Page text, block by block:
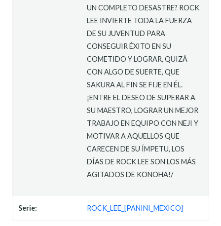
UN COMPLETO DESASTRE? ROCK
LEE INVIERTE TODA LA FUERZA
DE SU JUVENTUD PARA
CONSEGUIR ÉXITO EN SU
COMETIDO Y LOGRAR, QUIZÁ
CON ALGO DE SUERTE, QUE
SAKURA AL FIN SE FIJE EN ÉL.
¡ENTRE EL DESEO DE SUPERAR A
SU MAESTRO, LOGRAR UN MEJOR
TRABAJO EN EQUIPO CON NEJI Y
MOTIVAR A AQUELLOS QUE
CARECEN DE SU ÍMPETU, LOS
DÍAS DE ROCK LEE SON LOS MÁS
AGITADOS DE KONOHA!/
Serie: ROCK_LEE_[PANINI_MEXICO]